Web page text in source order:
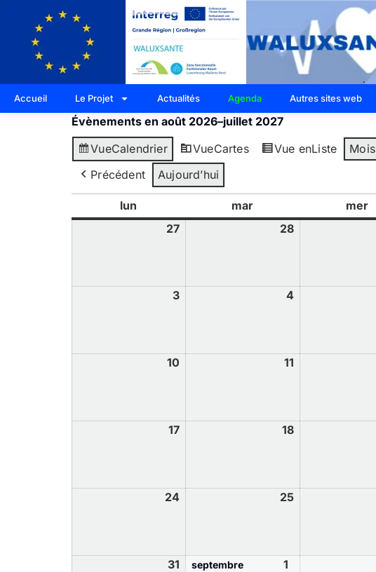
Accueil Le Projet Actualités Agenda Autres sites web
Évènements en août 2026–juillet 2027
VueCalendrier VueCartes Vue enListe Mois
Précédent
Aujourd’hui
lun mar mer
27
28
3 4
10 11
17 18
24 25
31 septembre 1